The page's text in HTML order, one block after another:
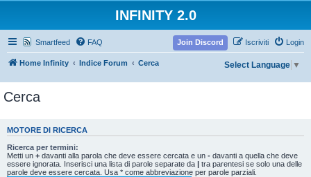
INFINITY 2.0
Smartfeed FAQ Login
Iscriviti
Join Discord
Home Infinity Indice Forum Cerca Select Language ▼
Cerca
MOTORE DI RICERCA
Ricerca per termini:
Metti un + davanti alla parola che deve essere cercata e un - davanti a quella che deve
essere ignorata. Inserisci una lista di parole separate da | tra parentesi se solo una delle
parole deve essere cercata. Usa * come abbreviazione per parole parziali.